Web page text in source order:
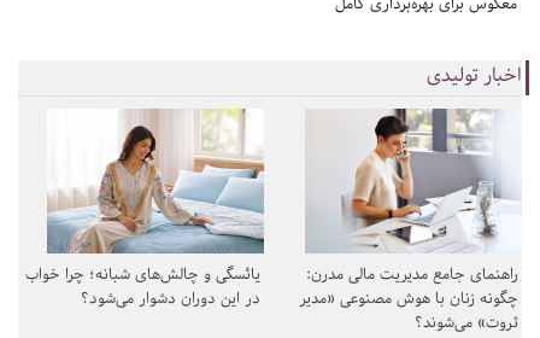
اخبار تولیدی
راهنمای جامع مدیریت مالی مدرن:
چگونه زنان با هوش مصنوعی «مدیر
ثروت» می‌شوند؟
یائسگی و چالش‌های شبانه؛ چرا خواب
در این دوران دشوار می‌شود؟